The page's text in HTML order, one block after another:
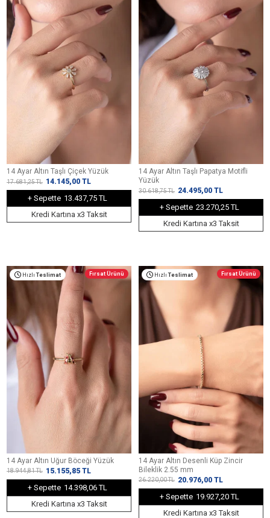
14 Ayar Altın Taşlı Çiçek Yüzük
17.681,25TL 14.145,00 TL
+ Sepette 13.437,75 TL
Kredi Kartına x3 Taksit
14 Ayar Altın Taşlı Papatya Motifli
Yüzük
30.618,75TL 24.495,00 TL
+ Sepette 23.270,25 TL
Kredi Kartına x3 Taksit
Hızlı Teslimat Fırsat Ürünü
14 Ayar Altın Uğur Böceği Yüzük
18.944,81TL 15.155,85 TL
+ Sepette 14.398,06 TL
Kredi Kartına x3 Taksit
Hızlı Teslimat Fırsat Ürünü
14 Ayar Altın Desenli Küp Zincir
Bileklik 2.55 mm
26.220,00TL 20.976,00 TL
+ Sepette 19.927,20 TL
Kredi Kartına x3 Taksit